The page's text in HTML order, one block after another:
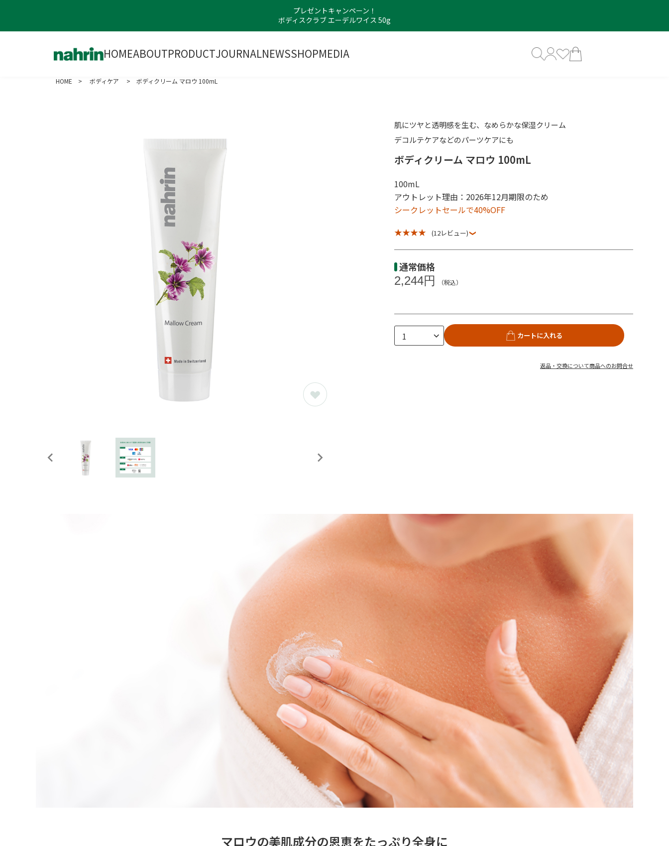
プレゼントキャンペーン！
ボディスクラブ エーデルワイス 50g
HOMEABOUTPRODUCTJOURNALNEWSSHOPMEDIA
HOME > ボディケア > ボディクリーム マロウ 100mL
肌にツヤと透明感を生む、なめらかな保湿クリーム
デコルテケアなどのパーツケアにも
ボディクリーム マロウ 100mL
100mL
アウトレット理由：2026年12月期限のため
シークレットセールで40%OFF
★ ★ ★ ★
(12レビュー)
通常価格
2,244円 （税込）
カートに入れる
返品・交換について商品へのお問合せ
マロウの美肌成分の恩恵をたっぷり全身に